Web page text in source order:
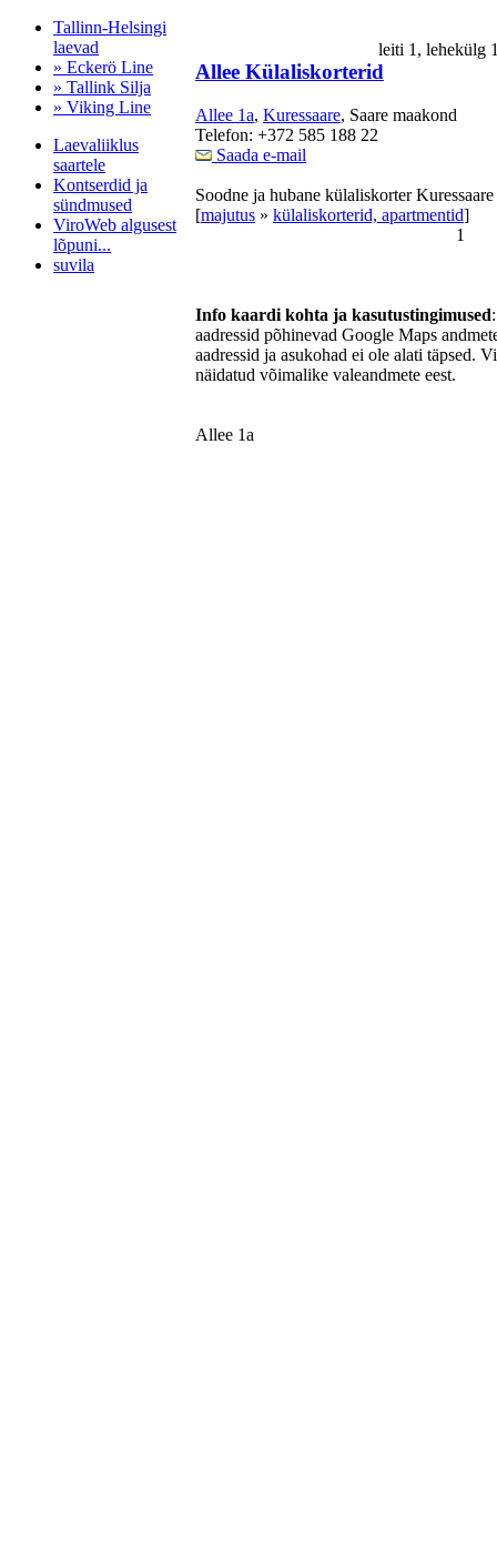
Tallinn-Helsingi
laevad
» Eckerö Line
» Tallink Silja
» Viking Line
Laevaliiklus
saartele
Kontserdid ja
sündmused
ViroWeb algusest
lõpuni...
suvila
leiti 1,
Allee Külaliskorterid
Allee 1a, Kuressaare, Saare maakond
Telefon: +372 585 188 22
Saada e-mail
Soodne ja hubane külaliskorter
[majutus » külaliskorterid, apartmentid]
1
Info kaardi kohta ja kasutustingimused
aadressid põhinevad Google Maps
aadressid ja asukohad ei ole alati täpsed.
näidatud võimalike valeandmete eest.
Allee 1a